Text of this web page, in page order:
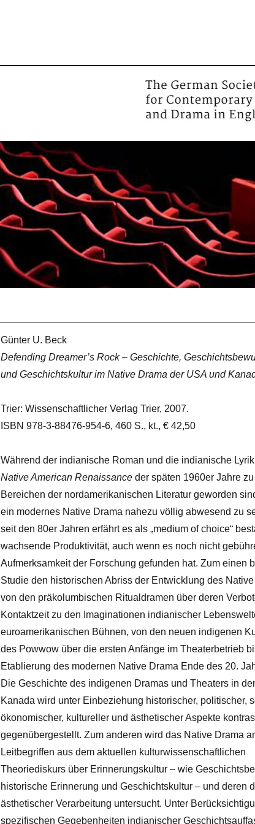
Günter U. Beck
Defending Dreamer’s Rock – Geschichte,
und Geschichtskultur im Native Drama der USA und
Trier: Wissenschaftlicher Verlag Trier, 2007.
ISBN 978-3-88476-954-6, 460 S., kt., € 42,50
Während der indianische Roman und die indianische
Native American Renaissance der späten 1960er Jahre
Bereichen der nordamerikanischen Literatur geworden
ein modernes Native Drama nahezu völlig abwesend zu
seit den 80er Jahren erfährt es als „medium of choice“
wachsende Produktivität, auch wenn es noch nicht
Aufmerksamkeit der Forschung gefunden hat. Zum einen
Studie den historischen Abriss der Entwicklung des
von den präkolumbischen Ritualdramen über deren
Kontaktzeit zu den Imaginationen indianischer
euroamerikanischen Bühnen, von den neuen indigenen
des Powwow über die ersten Anfänge im Theaterbetrieb
Etablierung des modernen Native Drama Ende des 20.
Die Geschichte des indigenen Dramas und Theaters in
Kanada wird unter Einbeziehung historischer, politischer,
ökonomischer, kultureller und ästhetischer Aspekte
gegenübergestellt. Zum anderen wird das Native Drama
Leitbegriffen aus dem aktuellen kulturwissenschaftlichen
Theoriediskurs über Erinnerungskultur – wie
historische Erinnerung und Geschichtskultur – und deren
ästhetischer Verarbeitung untersucht. Unter
spezifischen Gegebenheiten indianischer